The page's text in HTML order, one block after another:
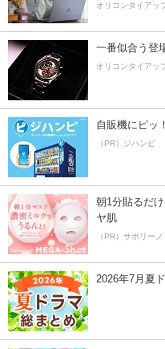
オリコンタイアッ
一番似合う登
オリコンタイアッ
自販機にピッ
（PR）ジハンピ
朝1分貼るだ
ヤ肌
（PR）サボリーノ
2026年7月夏